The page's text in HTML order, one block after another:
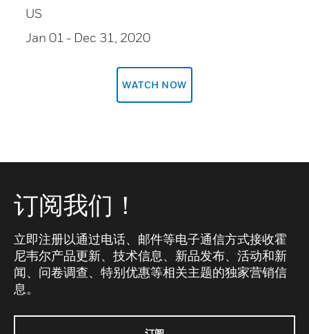
US
Jan 01 - Dec 31, 2020
WATCH NOW
订阅我们！
立即注册以通过电话、邮件等电子通信方式接收霍
尼韦尔产品更新、技术信息、新品发布、活动和新
闻、问卷调查、特别优惠等相关主题的独家营销信
息。